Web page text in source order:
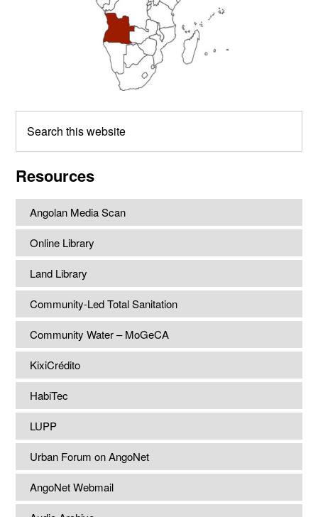
this
Resources
Angolan Media Scan
Online Library
Land Library
Community-Led Total Sanitation
Community Water – MoGeCA
KixiCrédito
HabiTec
LUPP
Urban Forum on AngoNet
AngoNet Webmail